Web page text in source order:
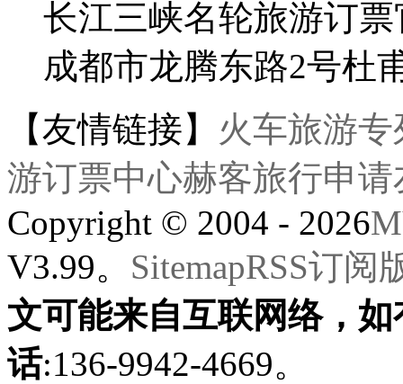
长江三峡名轮旅游订
成都市龙腾东路2号杜
【友情链接】 火车旅游专
游订票中心赫客旅行申请
Copyright © 2004 - 2026
V3.99。 SitemapRSS订阅
文可能来自互联网络，
话:136-9942-4669。